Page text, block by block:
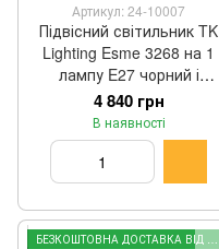
Артикул: 24-10007
Підвісний світильник TK
Lighting Esme 3268 на 1
лампу E27 чорний і
прозорий 175 × 35 см
4 840 грн
В наявності
БЕЗКОШТОВНА ДОСТАВКА ВІД 2000 ГРН